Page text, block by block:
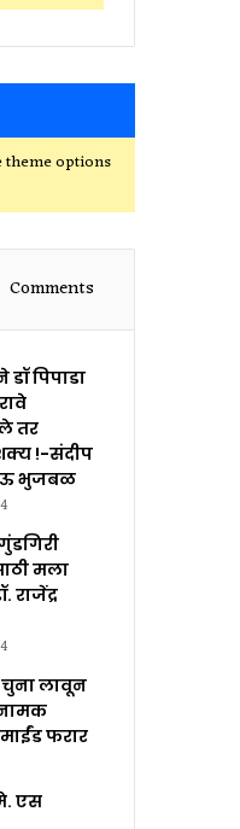
theme options
Comments
पिपाडा
तर
!-संदीप
भुजबळ
मला
राजेंद्र
चुना लावून
नामक
फरार
एस